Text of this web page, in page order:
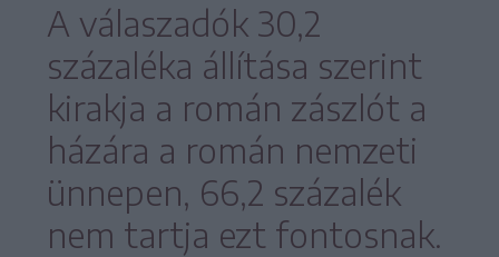
A válaszadók 30,2
százaléka állítása szerint
kirakja a román zászlót a
házára a román nemzeti
ünnepen, 66,2 százalék
nem tartja ezt fontosnak.